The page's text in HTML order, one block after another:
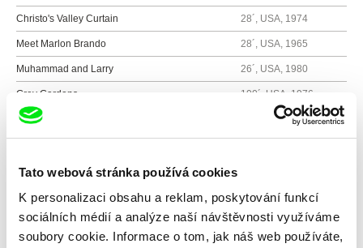
Tato webová stránka používá cookies
K personalizaci obsahu a reklam, poskytování funkcí
sociálních médií a analýze naší návštěvnosti využíváme
soubory cookie. Informace o tom, jak náš web používáte,
Christo's Valley Curtain 28´, USA, 1974
Meet Marlon Brando 28´, USA, 1965
Muhammad and Larry 26´, USA, 1980
Grey Gardens 100´, USA, 1976
Všichni režiséři